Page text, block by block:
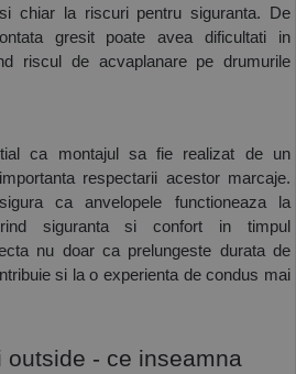
chiar la riscuri pentru siguranta. De
gresit poate avea dificultati in
riscul de acvaplanare pe drumurile
ca montajul sa fie realizat de un
respectarii acestor marcaje.
ca anvelopele functioneaza la
siguranta si confort in timpul
nu doar ca prelungeste durata de
si la o experienta de condus mai
outside - ce inseamna